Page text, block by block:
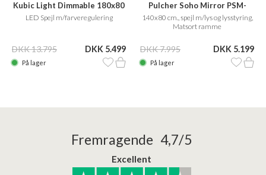
Kubic Light Dimmable 180x80
LED Spejl m/farveregulering
DKK 13.795 DKK 5.499
På lager
Pulcher Soho Mirror PSM-
1480
140x80 cm., spejl m/lys og lysstyring,
Matsort ramme
DKK 7.995 DKK 5.199
På lager
Fremragende 4,7/5
Excellent